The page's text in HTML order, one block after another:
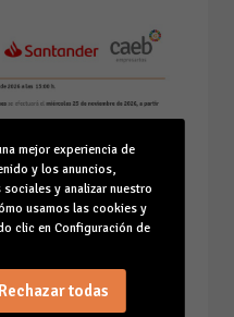
mejor experiencia de
y los anuncios,
y analizar nuestro
usamos las cookies y
clic en Configuración de
Rechazar todas